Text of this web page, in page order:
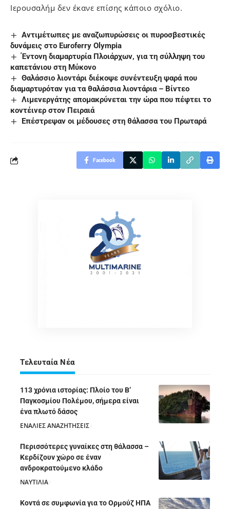
Ιερουσαλήμ δεν έκανε επίσης κάποιο σχόλιο.
Αντιμέτωπες με αναζωπυρώσεις οι πυροσβεστικές
δυνάμεις στο Euroferry Olympia
Έντονη διαμαρτυρία Πλοιάρχων, για τη σύλληψη του
καπετάνιου στη Μύκονο
Θαλάσσιο λιοντάρι διέκοψε συνέντευξη ψαρά που
διαμαρτυρόταν για τα θαλάσσια λιοντάρια – Βίντεο
Λιμενεργάτης απομακρύνεται την ώρα που πέφτει το
κοντέινερ στον Πειραιά
Επέστρεψαν οι μέδουσες στη θάλασσα του Πρωταρά
Facebook
Τελευταία Νέα
113 χρόνια ιστορίας: Πλοίο του Β’
Παγκοσμίου Πολέμου, σήμερα είναι
ένα πλωτό δάσος
ΕΝΑΛΙΕΣ ΑΝΑΖΗΤΗΣΕΙΣ
Περισσότερες γυναίκες στη θάλασσα –
Κερδίζουν χώρο σε έναν
ανδροκρατούμενο κλάδο
ΝΑΥΤΙΛΙΑ
Κοντά σε συμφωνία για το Ορμούζ ΗΠΑ